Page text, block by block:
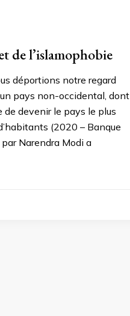
de l’islamophobie
déportions notre regard
pays non-occidental, dont
devenir le pays le plus
(2020 – Banque
Narendra Modi a